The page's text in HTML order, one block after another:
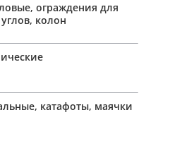
ограждения для
колон
катафоты, маячки